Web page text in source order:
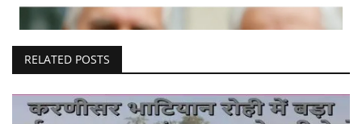
RELATED POSTS